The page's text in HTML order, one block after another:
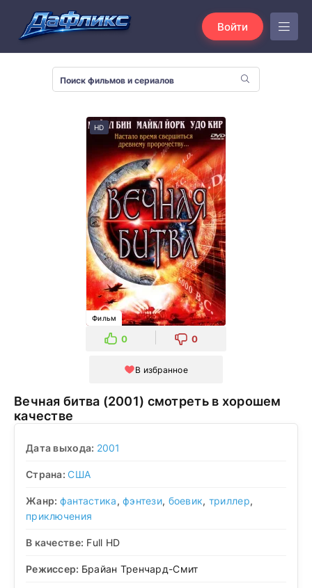
Войти
HD
Фильм
0 0
В избранное
Вечная битва (2001) смотреть в хорошем
качестве
Дата выхода: 2001
Страна:США
Жанр: фантастика,фэнтези, боевик, триллер,
приключения
В качестве: Full HD
Режиссер: Брайан Тренчард-Смит